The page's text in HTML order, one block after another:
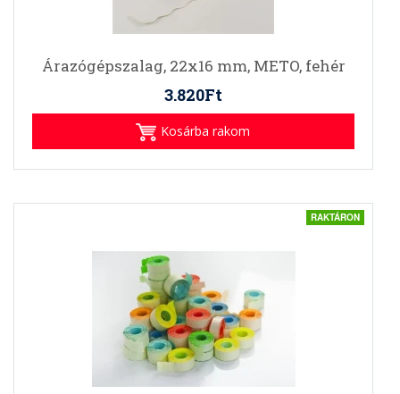
Árazógépszalag, 22x16 mm, METO, fehér
3.820Ft
Kosárba rakom
RAKTÁRON